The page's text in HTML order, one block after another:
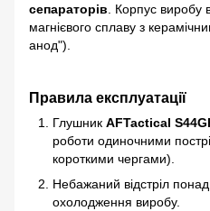
сепараторів . Корпус виробу
магнієвого сплаву з
анод").
Правила експлуатації
Глушник AFTactical
роботи одиночними
короткими чергами).
Небажаний відстріл
охолодження виробу.